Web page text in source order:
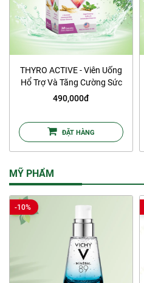
THYRO ACTIVE - Viên Uống
Hổ Trợ Và Tăng Cường Sức
Khỏe Tuyến Giáp
490,000đ
ĐẶT HÀNG
MỸ PHẨM
-10%